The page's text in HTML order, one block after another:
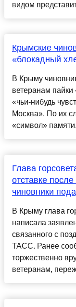
видом
Крымские
«блокадный
В Крыму
ветеранам пайки
«чьи-нибудь
Москва». По их
«символ»
Глава
отставке
чиновники
В Крыму глава
написала
связанного с
ТАСС. Ранее
торжественно
ветеранам,